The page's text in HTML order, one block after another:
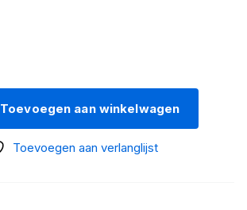
Toevoegen aan winkelwagen
Toevoegen aan verlanglijst